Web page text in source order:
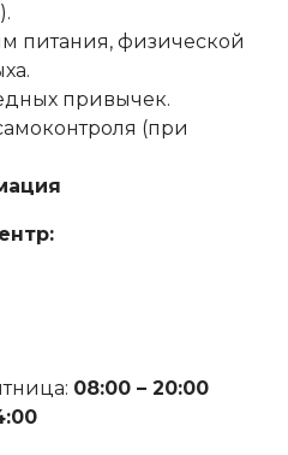
питания, физической
привычек.
(при
08:00 – 20:00